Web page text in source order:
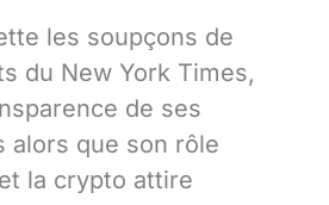
les soupçons de
du New York Times,
de ses
alors que son rôle
la crypto attire